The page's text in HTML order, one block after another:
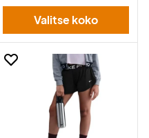
Valitse koko